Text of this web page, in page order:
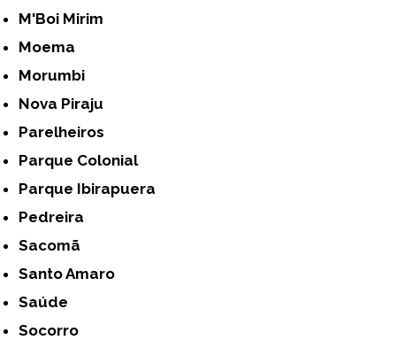
M'Boi Mirim
Moema
Morumbi
Nova Piraju
Parelheiros
Parque Colonial
Parque Ibirapuera
Pedreira
Sacomã
Santo Amaro
Saúde
Socorro